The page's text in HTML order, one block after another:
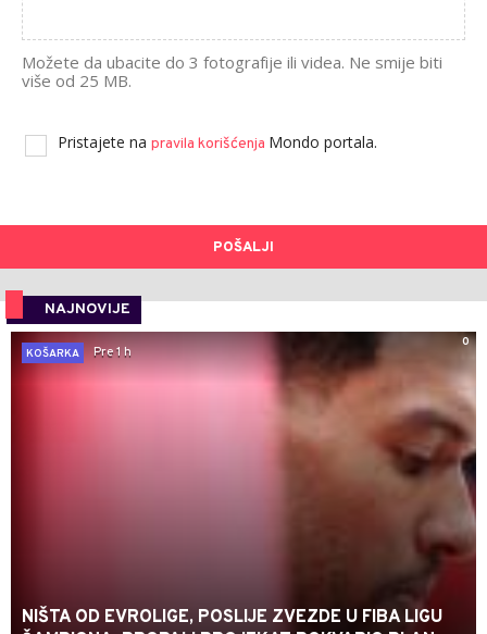
Možete da ubacite do 3 fotografije ili videa. Ne smije biti
više od 25 MB.
Pristajete na pravila korišćenja Mondo portala.
POŠALJI
NAJNOVIJE
0
KOŠARKA
Pre 1 h
NIŠTA OD EVROLIGE, POSLIJE ZVEZDE U FIBA LIGU